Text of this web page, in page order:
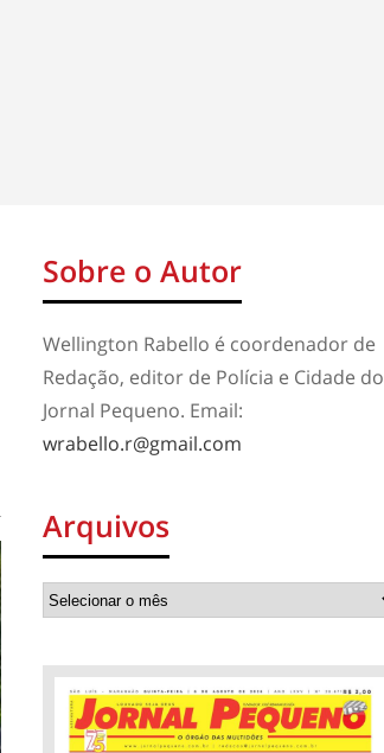
Sobre o Autor
Wellington Rabello é coordenador de
Redação, editor de Polícia e Cidade do
Jornal Pequeno. Email:
wrabello.r@gmail.com
Arquivos